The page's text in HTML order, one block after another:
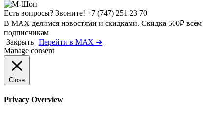
Есть вопросы? Звоните! +7 (747) 251 23 70
В MAX делимся новостями и скидками. Скидка 500₽ всем
подписчикам
Закрыть Перейти в MAX ➜
Manage consent
Close
Privacy Overview